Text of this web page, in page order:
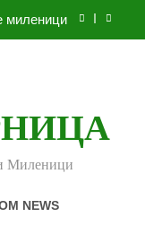
миленици
и мачки |
Миленици
NEWS